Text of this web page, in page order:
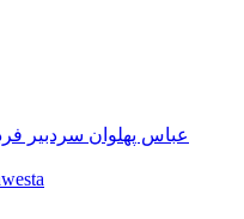
عباس پهلوان سردبیر